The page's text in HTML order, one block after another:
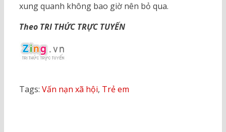
xung quanh không bao giờ nên bỏ qua.
Theo TRI THỨC TRỰC TUYẾN
Tags: Vấn nạn xã hội, Trẻ em